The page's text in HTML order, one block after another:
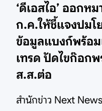
‘ดีเอสไอ’ ออกหม
ก.ค.ให้ชี้แจงปมโ
ข้อมูลแบงก์พร้อ
เทรด ปัดไขก๊อก
ส.ส.ต่อ
สำนักข่าว Next